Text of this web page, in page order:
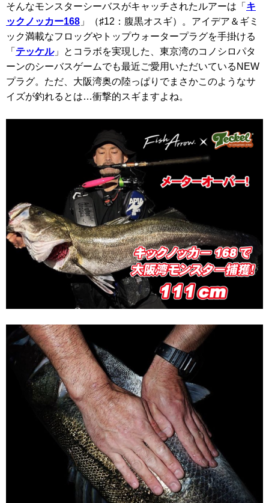
そんなモンスターシーバスがキャッチされたルアーは「 キ
ックノッカー168 」（♯12：腹黒オスギ）。アイデア＆ギミ
ック満載なフロッグやトップウォータープラグを手掛ける
「 テッケル」とコラボを実現した、東京湾のコノシロパタ
ーンのシーバスゲームでも最近ご愛用いただいているNEW
プラグ。ただ、大阪湾奥の陸っぱりでまさかこのようなサ
イズが釣れるとは…衝撃的スギますよね。